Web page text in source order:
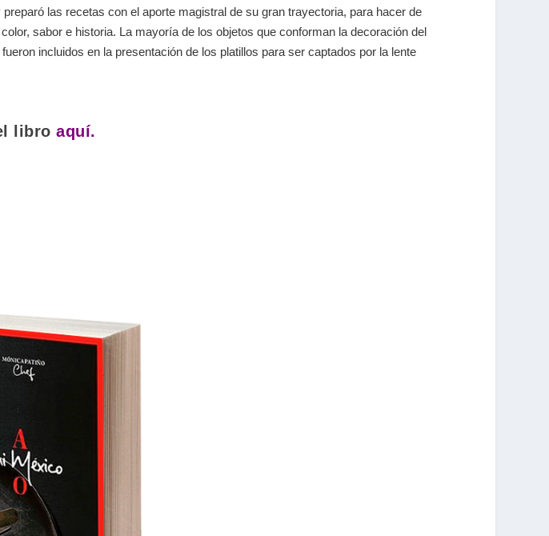
las recetas con el aporte magistral de su gran trayectoria, para hacer de
sabor e historia. La mayoría de los objetos que conforman la decoración del
incluidos en la presentación de los platillos para ser captados por la lente
libroaquí.